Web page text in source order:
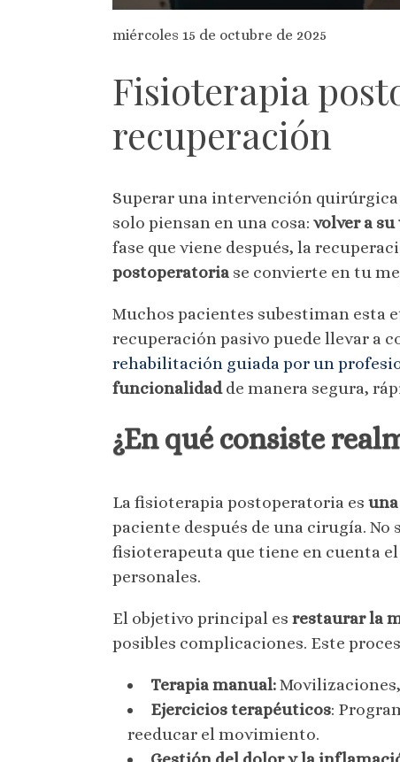
miércoles 15 de octubre de 2025
Fisioterapia
recuperación
Superar una intervención quirúrgica
solo piensan en una cosa:volver a
fase que viene después, la
postoperatoria se convierte en tu
Muchos pacientes subestiman esta
recuperación pasivo puede llevar a
rehabilitación guiada por un
funcionalidadde manera segura,
¿En qué consiste
La fisioterapia postoperatoria es
paciente después de una cirugía.
fisioterapeuta que tiene en cuenta
personales.
El objetivo principal esrestaurar la
posibles complicaciones. Este
Terapia manual:
Ejercicios terapéuticos:
reeducar el movimiento.